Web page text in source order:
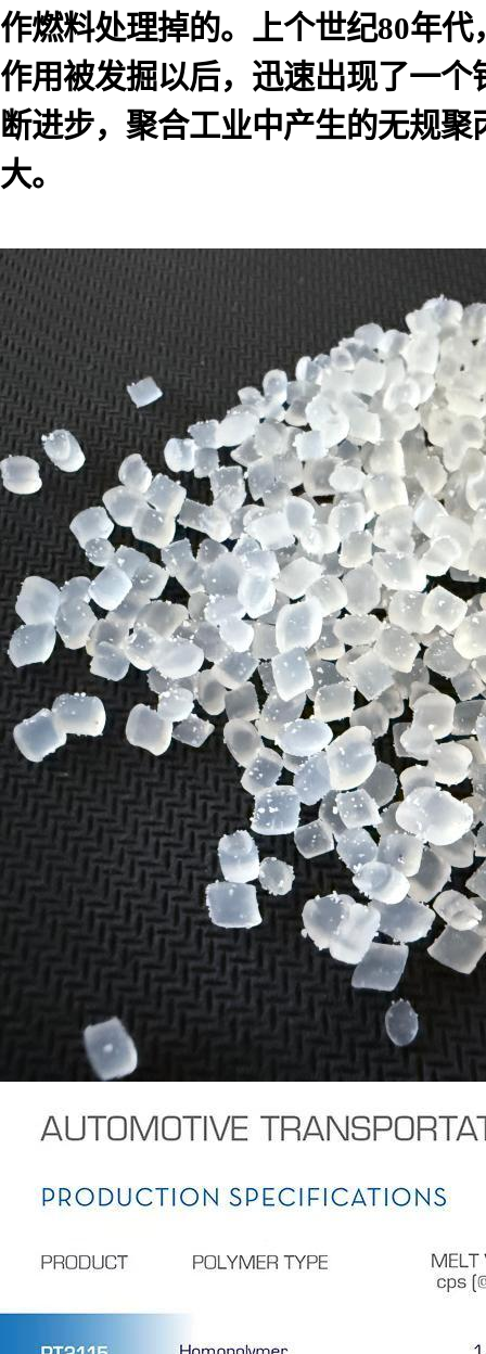
作燃料处理掉的。上个世纪80年
作用被发掘以后，迅速出现了一
断进步，聚合工业中产生的无规
大。